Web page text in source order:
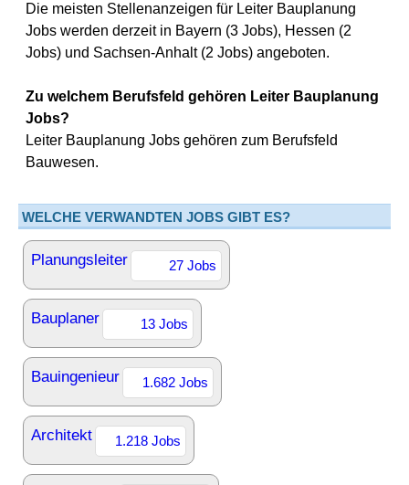
Die meisten Stellenanzeigen für Leiter Bauplanung
Jobs werden derzeit in Bayern (3 Jobs), Hessen (2
Jobs) und Sachsen-Anhalt (2 Jobs) angeboten.
Zu welchem Berufsfeld gehören Leiter Bauplanung
Jobs?
Leiter Bauplanung Jobs gehören zum Berufsfeld
Bauwesen.
WELCHE VERWANDTEN JOBS GIBT ES?
Planungsleiter 27 Jobs
Bauplaner 13 Jobs
Bauingenieur 1.682 Jobs
Architekt 1.218 Jobs